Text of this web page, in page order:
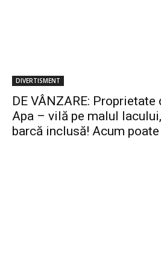
DIVERTISMENT
DE VÂNZARE:
Apa – vilă pe malul
barcă inclusă! Acum